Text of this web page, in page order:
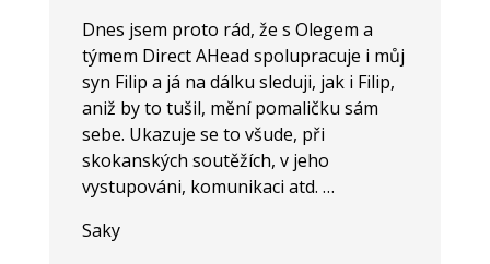
Dnes jsem proto rád, že s Olegem a
týmem Direct AHead spolupracuje i můj
syn Filip a já na dálku sleduji, jak i Filip,
aniž by to tušil, mění pomaličku sám
sebe. Ukazuje se to všude, při
skokanských soutěžích, v jeho
vystupováni, komunikaci atd. …
Saky